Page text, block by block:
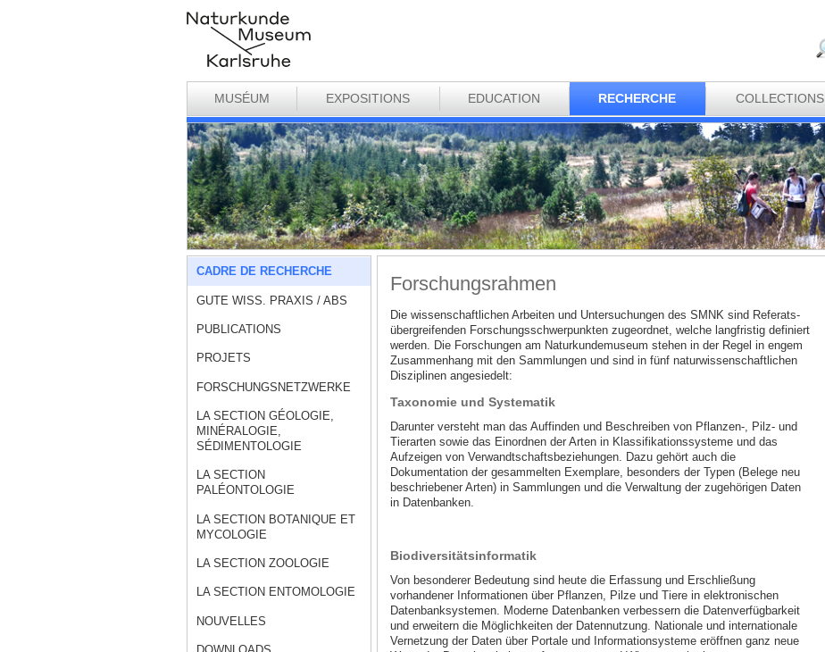
MUSÉUM EXPOSITIONS EDUCATION RECHERCHE COLLECTIONS
CADRE DE RECHERCHE
GUTE WISS. PRAXIS / ABS
PUBLICATIONS
PROJETS
FORSCHUNGSNETZWERKE
LA SECTION GÉOLOGIE,
MINÉRALOGIE,
SÉDIMENTOLOGIE
LA SECTION
PALÉONTOLOGIE
LA SECTION BOTANIQUE ET
MYCOLOGIE
LA SECTION ZOOLOGIE
LA SECTION ENTOMOLOGIE
NOUVELLES
Forschungsrahmen
Die wissenschaftlichen Arbeiten und Untersuchungen des SMNK sind Referats-
übergreifenden Forschungsschwerpunkten zugeordnet, welche langfristig definiert
werden. Die Forschungen am Naturkundemuseum stehen in der Regel in engem
Zusammenhang mit den Sammlungen und sind in fünf naturwissenschaftlichen
Disziplinen angesiedelt:
Taxonomie und Systematik
Darunter versteht man das Auffinden und Beschreiben von Pflanzen-, Pilz- und
Tierarten sowie das Einordnen der Arten in Klassifikationssysteme und das
Aufzeigen von Verwandtschaftsbeziehungen. Dazu gehört auch die
Dokumentation der gesammelten Exemplare, besonders der Typen (Belege neu
beschriebener Arten) in Sammlungen und die Verwaltung der zugehörigen Daten
in Datenbanken.
Biodiversitätsinformatik
Von besonderer Bedeutung sind heute die Erfassung und Erschließung
vorhandener Informationen über Pflanzen, Pilze und Tiere in elektronischen
Datenbanksystemen. Moderne Datenbanken verbessern die Datenverfügbarkeit
und erweitern die Möglichkeiten der Datennutzung. Nationale und internationale
Vernetzung der Daten über Portale und Informationsysteme eröffnen ganz neue